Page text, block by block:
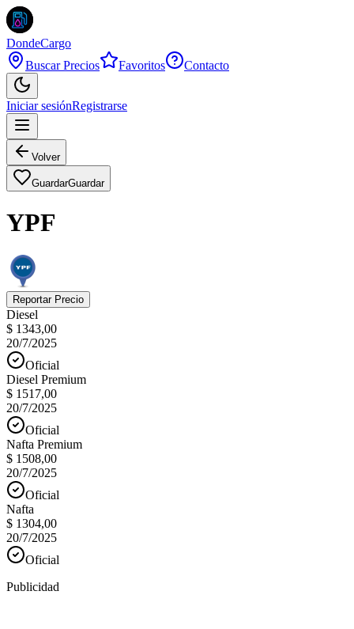
DondeCargo
Buscar Precios
Favoritos Contacto
Iniciar sesiónRegistrarse
Volver
GuardarGuardar
YPF
Reportar Precio
Diesel
$ 1343,00
20/7/2025
Oficial
Diesel Premium
$ 1517,00
20/7/2025
Oficial
Nafta Premium
$ 1508,00
20/7/2025
Oficial
Nafta
$ 1304,00
20/7/2025
Oficial
Publicidad